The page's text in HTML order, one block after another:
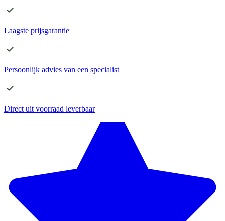
Laagste prijsgarantie
Persoonlijk advies van een specialist
Direct uit voorraad leverbaar